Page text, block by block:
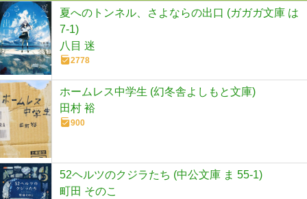
夏へのトンネル、さよならの出口 (ガガガ文庫 は
7-1)
八目 迷
2778
ホームレス中学生 (幻冬舎よしもと文庫)
田村 裕
900
52ヘルツのクジラたち (中公文庫 ま 55-1)
町田 そのこ